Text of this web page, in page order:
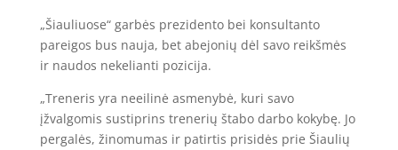
„Šiauliuose“ garbės prezidento bei konsultanto
pareigos bus nauja, bet abejonių dėl savo reikšmės
ir naudos nekelianti pozicija.
„Treneris yra neeilinė asmenybė, kuri savo
įžvalgomis sustiprins trenerių štabo darbo kokybę. Jo
pergalės, žinomumas ir patirtis prisidės prie Šiaulių